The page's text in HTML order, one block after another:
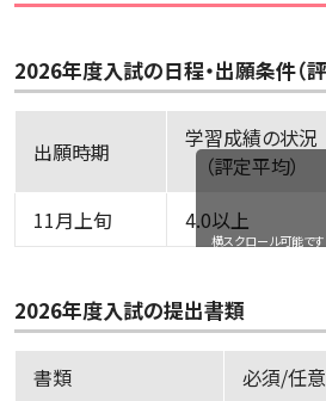
2026年度入試の日程・出願条件（
出願時期
学習成績の状況
（評定平均）
11月上旬 4.0以上
横スクロール可能です
2026年度入試の提出書類
書類 必須/任意